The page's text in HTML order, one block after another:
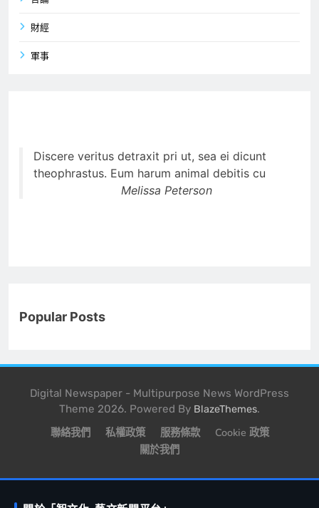
財經
軍事
Discere veritus detraxit pri ut, sea ei dicunt
theophrastus. Eum harum animal debitis cu
Melissa Peterson
Popular Posts
Digital Newspaper - Multipurpose News WordPress
Theme 2026. Powered By BlazeThemes.
聯絡我們 私權政策 服務條款
Cookie 政策
關於我們